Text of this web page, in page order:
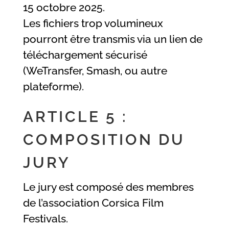
15 octobre 2025.
Les fichiers trop volumineux
pourront être transmis via un lien de
téléchargement sécurisé
(WeTransfer, Smash, ou autre
plateforme).
ARTICLE 5 :
COMPOSITION DU
JURY
Le jury est composé des membres
de l’association Corsica Film
Festivals.